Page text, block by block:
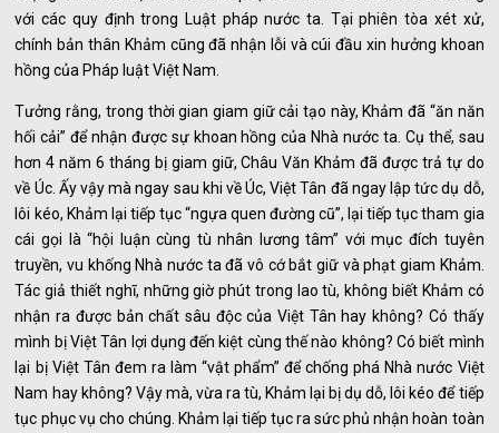
với các quy định trong Luật pháp nước ta. Tại phiên tòa xét xử,
chính bản thân Khảm cũng đã nhận lỗi và cúi đầu xin hưởng khoan
hồng của Pháp luật Việt Nam.
Tưởng rằng, trong thời gian giam giữ cải tạo này, Khảm đã “ăn năn
hối cải” để nhận được sự khoan hồng của Nhà nước ta. Cụ thể, sau
hơn 4 năm 6 tháng bị giam giữ, Châu Văn Khảm đã được trả tự do
về Úc. Ấy vậy mà ngay sau khi về Úc, Việt Tân đã ngay lập tức dụ dỗ,
lôi kéo, Khảm lại tiếp tục “ngựa quen đường cũ”, lại tiếp tục tham gia
cái gọi là “hội luận cùng tù nhân lương tâm” với mục đích tuyên
truyền, vu khống Nhà nước ta đã vô cớ bắt giữ và phạt giam Khảm.
Tác giả thiết nghĩ, những giờ phút trong lao tù, không biết Khảm có
nhận ra được bản chất sâu độc của Việt Tân hay không? Có thấy
mình bị Việt Tân lợi dụng đến kiệt cùng thế nào không? Có biết mình
lại bị Việt Tân đem ra làm “vật phẩm” để chống phá Nhà nước Việt
Nam hay không? Vậy mà, vừa ra tù, Khảm lại bị dụ dỗ, lôi kéo để tiếp
tục phục vụ cho chúng. Khảm lại tiếp tục ra sức phủ nhận hoàn toàn